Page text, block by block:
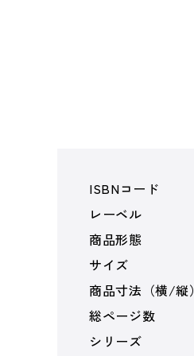
ISBNコード
レーベル
商品形態
サイズ
商品寸法（横/縦）
総ページ数
シリーズ